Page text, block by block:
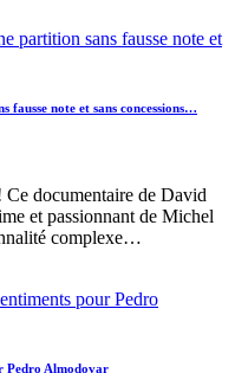
note et sans concessions…
Ce documentaire de David
et passionnant de Michel
complexe…
Pedro Almodovar